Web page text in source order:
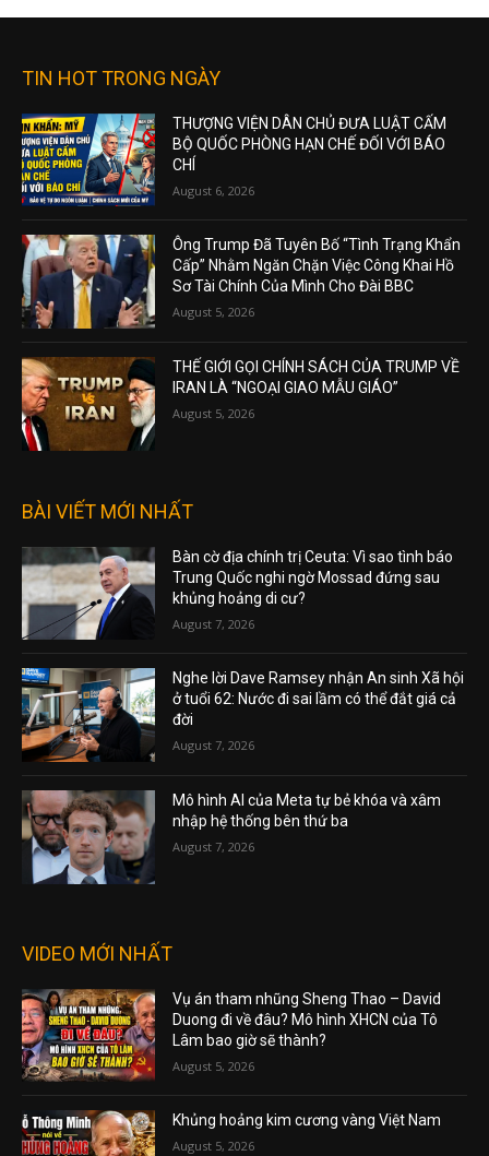
TIN HOT TRONG NGÀY
THƯỢNG VIỆN DÂN CHỦ ĐƯA LUẬT CẤM
BỘ QUỐC PHÒNG HẠN CHẾ ĐỐI VỚI BÁO
CHÍ
August 6, 2026
Ông Trump Đã Tuyên Bố “Tình Trạng Khẩn
Cấp” Nhằm Ngăn Chặn Việc Công Khai Hồ
Sơ Tài Chính Của Mình Cho Đài BBC
August 5, 2026
THẾ GIỚI GỌI CHÍNH SÁCH CỦA TRUMP VỀ
IRAN LÀ “NGOẠI GIAO MẪU GIÁO”
August 5, 2026
BÀI VIẾT MỚI NHẤT
Bàn cờ địa chính trị Ceuta: Vì sao tình báo
Trung Quốc nghi ngờ Mossad đứng sau
khủng hoảng di cư?
August 7, 2026
Nghe lời Dave Ramsey nhận An sinh Xã hội
ở tuổi 62: Nước đi sai lầm có thể đắt giá cả
đời
August 7, 2026
Mô hình AI của Meta tự bẻ khóa và xâm
nhập hệ thống bên thứ ba
August 7, 2026
VIDEO MỚI NHẤT
Vụ án tham nhũng Sheng Thao – David
Duong đi về đâu? Mô hình XHCN của Tô
Lâm bao giờ sẽ thành?
August 5, 2026
Khủng hoảng kim cương vàng Việt Nam
August 5, 2026